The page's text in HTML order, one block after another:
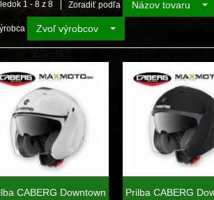
1 - 8 z 8 Zoradiť podľa Názov tovaru
Zvoľ výrobcov
CABERG Downtown
Prilba CABERG